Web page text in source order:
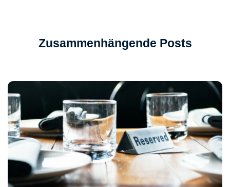
Zusammenhängende Posts